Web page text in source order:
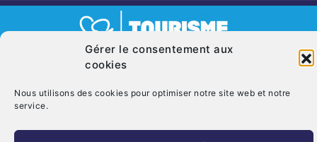
Gérer le consentement aux
cookies
Nous utilisons des cookies pour optimiser notre site web et notre
service.
© Copyright 2026. CRT Centre-Val De Loire